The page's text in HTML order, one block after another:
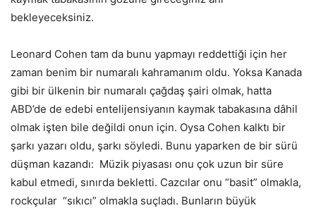
bekleyeceksiniz.
Leonard Cohen tam da bunu yapmayı reddettiği için her
zaman benim bir numaralı kahramanım oldu. Yoksa Kanada
gibi bir ülkenin bir numaralı çağdaş şairi olmak, hatta
ABD’de de edebi entelijensiyanın kaymak tabakasına dâhil
olmak işten bile değildi onun için. Oysa Cohen kalktı bir
şarkı yazarı oldu, şarkı söyledi. Bunu yaparken de bir sürü
düşman kazandı: Müzik piyasası onu çok uzun bir süre
kabul etmedi, sınırda bekletti. Cazcılar onu “basit” olmakla,
rockçular “sıkıcı” olmakla suçladı. Bunların büyük